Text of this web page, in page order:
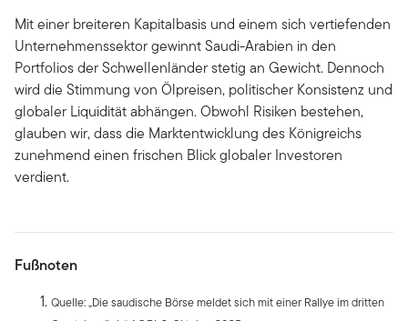
Mit einer breiteren Kapitalbasis und einem sich vertiefenden
Unternehmenssektor gewinnt Saudi-Arabien in den
Portfolios der Schwellenländer stetig an Gewicht. Dennoch
wird die Stimmung von Ölpreisen, politischer Konsistenz und
globaler Liquidität abhängen. Obwohl Risiken bestehen,
glauben wir, dass die Marktentwicklung des Königreichs
zunehmend einen frischen Blick globaler Investoren
verdient.
Fußnoten
Quelle: „Die saudische Börse meldet sich mit einer Rallye im dritten